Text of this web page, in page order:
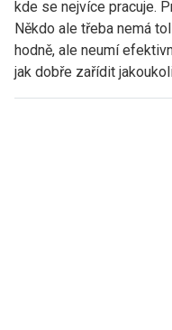
kde se nejvíce pracuje.
Někdo ale třeba nemá
hodně, ale neumí
jak dobře zařídit